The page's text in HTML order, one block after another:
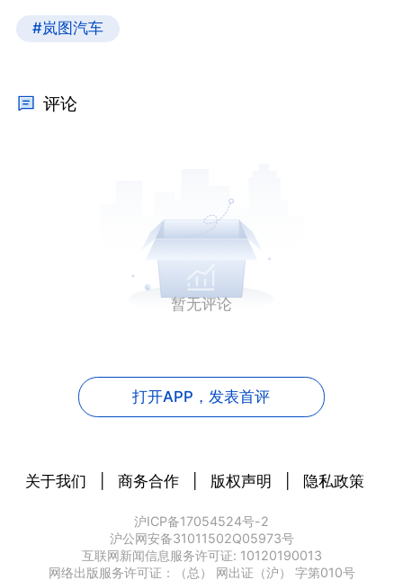
#岚图汽车
评论
暂无评论
打开APP，发表首评
关于我们 商务合作 版权声明 隐私政策
沪ICP备17054524号-2
沪公网安备31011502Q05973号
互联网新闻信息服务许可证: 10120190013
网络出版服务许可证：（总） 网出证（沪） 字第010号